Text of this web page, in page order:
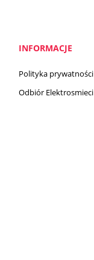
INFORMACJE
Polityka prywatności
Odbiór Elektrosmieci